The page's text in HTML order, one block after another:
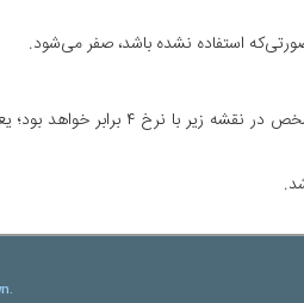
استفاده‌ نشده باشد، صفر می‌شود.